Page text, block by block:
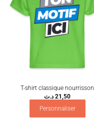
T-shirt classique nourrisson
21,50 د.ت
Personnaliser